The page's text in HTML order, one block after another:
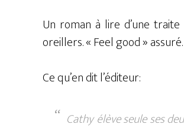
Un roman à lire d’une
oreillers. « Feel good » assuré.
Ce qu’en dit l’éditeur:
Cathy élève seule ses